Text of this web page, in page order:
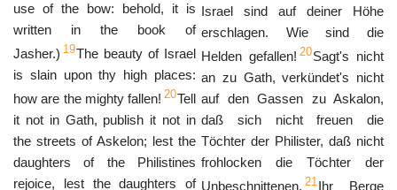
use of the bow: behold, it is
written in the book of
Jasher.) 19The beauty of Israel
is slain upon thy high places:
how are the mighty fallen! 20Tell
it not in Gath, publish it not in
the streets of Askelon; lest the
daughters of the Philistines
rejoice, lest the daughters of
Israel sind auf deiner Höhe
erschlagen. Wie sind die
Helden gefallen! 20Sagt's nicht
an zu Gath, verkündet's nicht
auf den Gassen zu Askalon,
daß sich nicht freuen die
Töchter der Philister, daß nicht
frohlocken die Töchter der
Unbeschnittenen. 21Ihr Berge